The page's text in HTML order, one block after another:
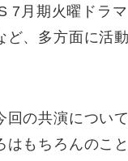
7月期火曜ドラ
ど、多方面に活
回の共演につい
はもちろんのこ